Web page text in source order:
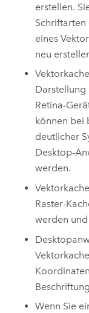
erstellen.
eines
neu
Darstellung
Retina-
können bei
deutlicher
Desktop-
werden.
Raster-
werden
Wenn Sie